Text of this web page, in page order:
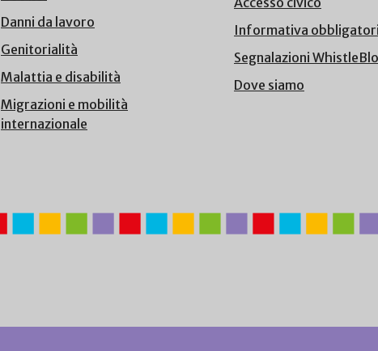
Danni da lavoro
Genitorialità
Malattia e disabilità
Migrazioni e mobilità
internazionale
Informativa
Segnalazioni
Dove siamo